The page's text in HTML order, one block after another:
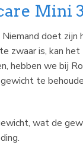
Mini
doet
zwaar is, kan
hebben we bij
te
wat de